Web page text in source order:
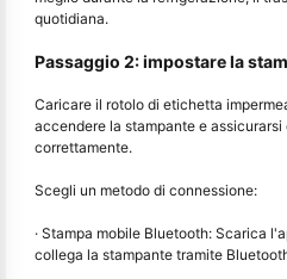
quotidiana.
Passaggio 2: impostare la
Caricare il rotolo di etichetta
accendere la stampante e
correttamente.
Scegli un metodo di connessione:
· Stampa mobile Bluetooth: Scarica
collega la stampante tramite